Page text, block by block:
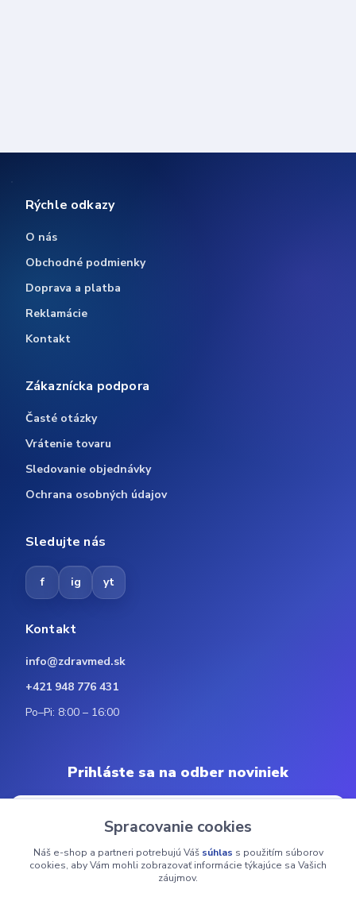
Rýchle odkazy
O nás
Obchodné podmienky
Doprava a platba
Reklamácie
Kontakt
Zákaznícka podpora
Časté otázky
Vrátenie tovaru
Sledovanie objednávky
Ochrana osobných údajov
Sledujte nás
f ig yt
Kontakt
info@zdravmed.sk
+421 948 776 431
Po–Pi: 8:00 – 16:00
Prihláste sa na odber noviniek
Odoberať
Spracovanie cookies
Náš e-shop a partneri potrebujú Váš súhlas s použitím súborov
cookies, aby Vám mohli zobrazovať informácie týkajúce sa Vašich
záujmov.